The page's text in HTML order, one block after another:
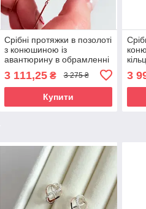
Срібні протяжки в позолоті
з конюшиною із
авантюрину в обрамленні
цирконію "Флоя" Стильні
сережки-протяжки зі
срібла 925
3 111,25₴ 3 275 ₴
Купити
3